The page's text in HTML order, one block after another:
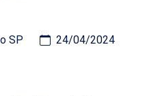
SP 24/04/2024